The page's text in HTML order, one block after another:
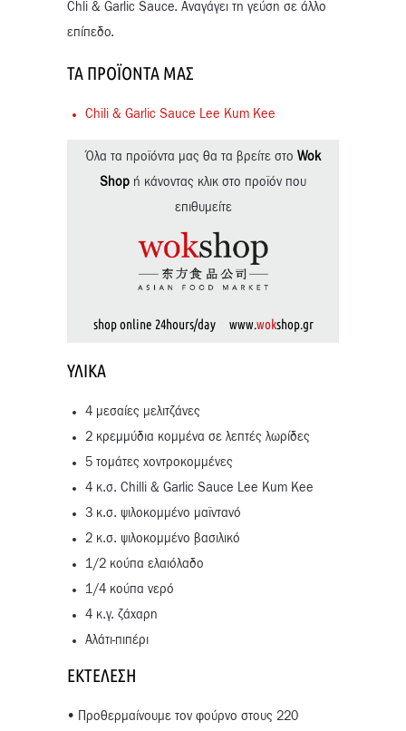
Chli & Garlic Sauce. Αναγάγει τη γεύση σε άλλο
επίπεδο.
ΤΑ ΠΡΟΪΌΝΤΑ ΜΑΣ
Chili & Garlic Sauce Lee Kum Kee
Όλα τα προϊόντα μας θα τα βρείτε στο Wok
Shop ή κάνοντας κλικ στο προϊόν που
επιθυμείτε
shop online 24hours/day www.wokshop.gr
ΥΛΙΚΆ
4 μεσαίες μελιτζάνες
2 κρεμμύδια κομμένα σε λεπτές λωρίδες
5 τομάτες χοντροκομμένες
4 κ.σ. Chilli & Garlic Sauce Lee Kum Kee
3 κ.σ. ψιλοκομμένο μαϊντανό
2 κ.σ. ψιλοκομμένο βασιλικό
1/2 κούπα ελαιόλαδο
1/4 κούπα νερό
4 κ.γ. ζάχαρη
Αλάτι-πιπέρι
ΕΚΤΈΛΕΣΗ
• Προθερμαίνουμε τον φούρνο στους 220